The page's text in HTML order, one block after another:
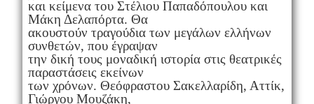
και κείμενα του Στέλιου Παπαδόπουλου και
Μάκη Δελαπόρτα. Θα
ακουστούν τραγούδια των μεγάλων ελλήνων
συνθετών, που έγραψαν
την δική τους μοναδική ιστορία στις θεατρικές
παραστάσεις εκείνων
των χρόνων. Θεόφραστου Σακελλαρίδη, Αττίκ,
Γιώργου Μουζάκη,